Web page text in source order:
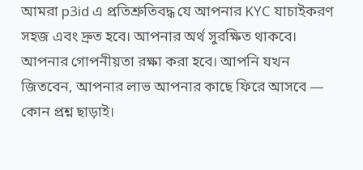
আমরা p3id এ প্রতিশ্রুতিবদ্ধ যে আপনার KYC যাচাইকরণ
সহজ এবং দ্রুত হবে। আপনার অর্থ সুরক্ষিত থাকবে।
আপনার গোপনীয়তা রক্ষা করা হবে। আপনি যখন
জিতবেন, আপনার লাভ আপনার কাছে ফিরে আসবে —
কোন প্রশ্ন ছাড়াই।